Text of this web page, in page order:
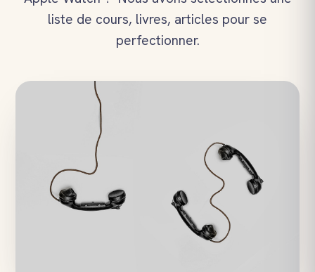
liste de cours, livres, articles pour se
perfectionner.